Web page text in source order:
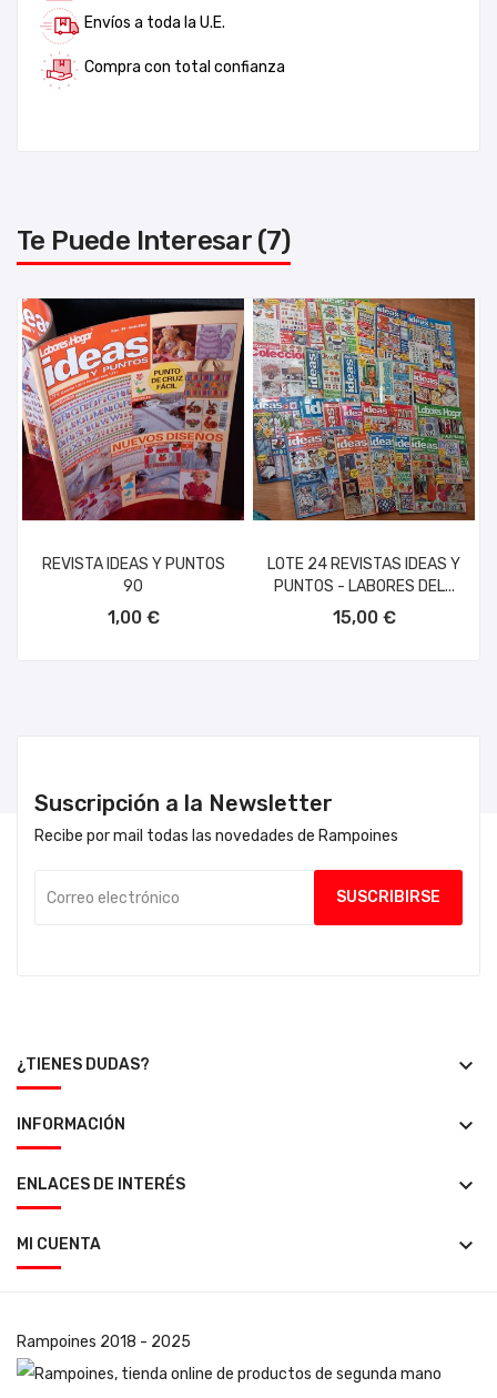
Envíos a toda la U.E.
Compra con total confianza
Te Puede Interesar (7)
REVISTA IDEAS Y PUNTOS
90
1,00 €
LOTE 24 REVISTAS IDEAS Y
PUNTOS - LABORES DEL...
15,00 €
Suscripción a la Newsletter
Recibe por mail todas las novedades de Rampoines
¿TIENES DUDAS? keyboard_arrow_down
INFORMACIÓN keyboard_arrow_down
ENLACES DE INTERÉS keyboard_arrow_down
MI CUENTA keyboard_arrow_down
Rampoines 2018 - 2025